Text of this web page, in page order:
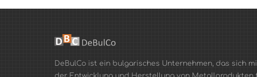
DeBulCo ist ein bulgarisches Unternehmen, das sich